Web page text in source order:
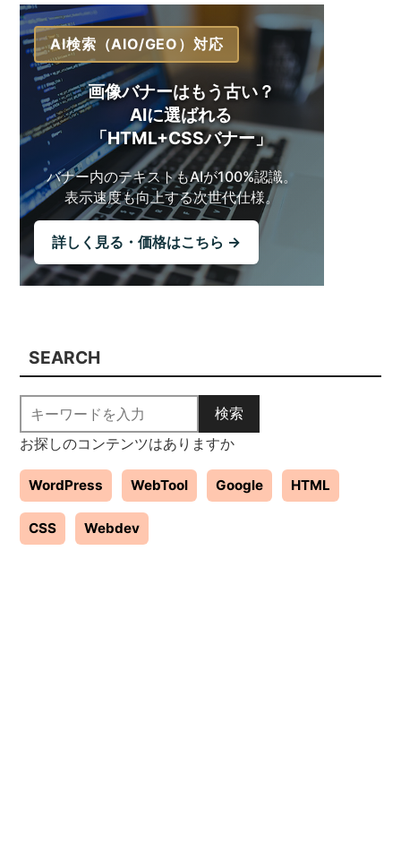
AI検索（AIO/GEO）対応
画像バナーはもう古い？
AIに選ばれる
「HTML+CSSバナー」
バナー内のテキストもAIが100%認識。
表示速度も向上する次世代仕様。
詳しく見る・価格はこちら →
SEARCH
検索
お探しのコンテンツはありますか
WordPress WebTool Google HTML
CSS Webdev